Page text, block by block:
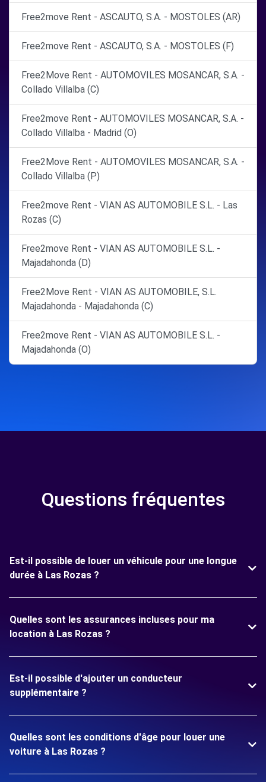
Free2move Rent - ASCAUTO, S.A. - MOSTOLES (AR)
Free2move Rent - ASCAUTO, S.A. - MOSTOLES (F)
Free2Move Rent - AUTOMOVILES MOSANCAR, S.A. -
Collado Villalba (C)
Free2move Rent - AUTOMOVILES MOSANCAR, S.A. -
Collado Villalba - Madrid (O)
Free2Move Rent - AUTOMOVILES MOSANCAR, S.A. -
Collado Villalba (P)
Free2move Rent - VIAN AS AUTOMOBILE S.L. - Las
Rozas (C)
Free2move Rent - VIAN AS AUTOMOBILE S.L. -
Majadahonda (D)
Free2Move Rent - VIAN AS AUTOMOBILE, S.L.
Majadahonda - Majadahonda (C)
Free2move Rent - VIAN AS AUTOMOBILE S.L. -
Majadahonda (O)
Questions fréquentes
Est-il possible de louer un véhicule pour une longue
durée à Las Rozas ?
Quelles sont les assurances incluses pour ma
location à Las Rozas ?
Est-il possible d'ajouter un conducteur
supplémentaire ?
Quelles sont les conditions d'âge pour louer une
voiture à Las Rozas ?